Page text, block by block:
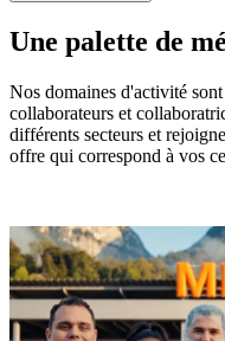
Une palette de
Nos domaines d'activité
collaborateurs et
différents secteurs et
offre qui correspond à vos